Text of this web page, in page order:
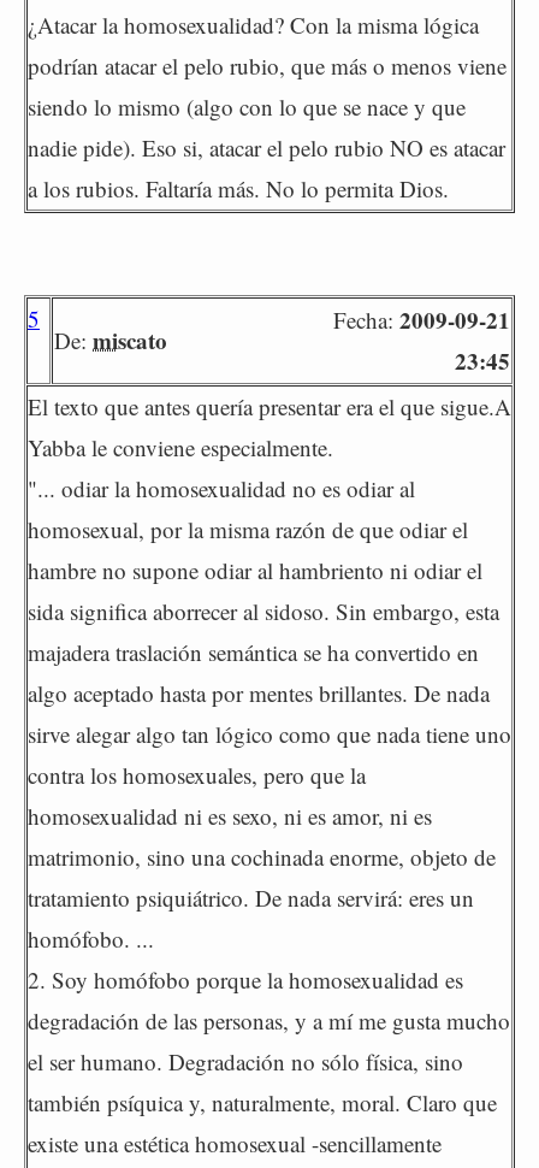
¿Atacar la homosexualidad? Con la misma lógica
podrían atacar el pelo rubio, que más o menos viene
siendo lo mismo (algo con lo que se nace y que
nadie pide). Eso si, atacar el pelo rubio NO es atacar
a los rubios. Faltaría más. No lo permita Dios.
5
De: miscato
Fecha: 2009-09-21
23:45
El texto que antes quería presentar era el que sigue.A
Yabba le conviene especialmente.
"... odiar la homosexualidad no es odiar al
homosexual, por la misma razón de que odiar el
hambre no supone odiar al hambriento ni odiar el
sida significa aborrecer al sidoso. Sin embargo, esta
majadera traslación semántica se ha convertido en
algo aceptado hasta por mentes brillantes. De nada
sirve alegar algo tan lógico como que nada tiene uno
contra los homosexuales, pero que la
homosexualidad ni es sexo, ni es amor, ni es
matrimonio, sino una cochinada enorme, objeto de
tratamiento psiquiátrico. De nada servirá: eres un
homófobo. ...
2. Soy homófobo porque la homosexualidad es
degradación de las personas, y a mí me gusta mucho
el ser humano. Degradación no sólo física, sino
también psíquica y, naturalmente, moral. Claro que
existe una estética homosexual -sencillamente